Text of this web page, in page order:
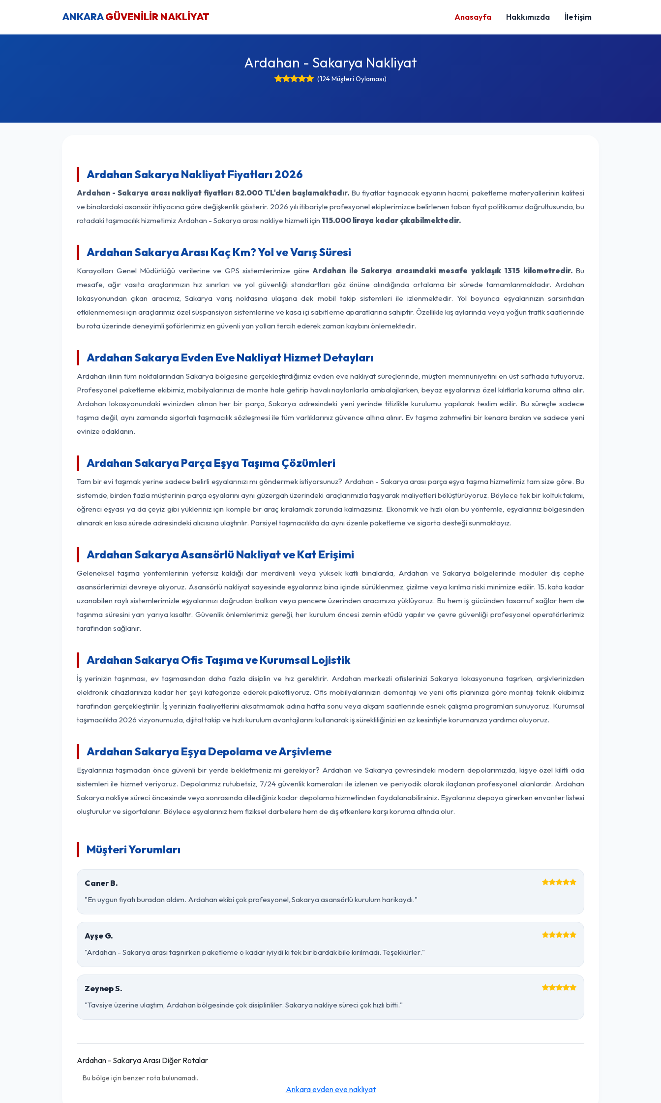
ANKARAGÜVENİLİR NAKLİYAT Anasayfa Hakkımızda İletişim
Ardahan - Sakarya Nakliyat
(124 Müşteri Oylaması)
Ardahan Sakarya Nakliyat Fiyatları 2026
Ardahan - Sakarya arası nakliyat fiyatları 82.000 TL'den başlamaktadır. Bu fiyatlar taşınacak eşyanın hacmi, paketleme materyallerinin kalitesi
ve binalardaki asansör ihtiyacına göre değişkenlik gösterir. 2026 yılı itibariyle profesyonel ekiplerimizce belirlenen taban fiyat politikamız doğrultusunda, bu
rotadaki taşımacılık hizmetimiz Ardahan - Sakarya arası nakliye hizmeti için 115.000 liraya kadar çıkabilmektedir.
Ardahan Sakarya Arası Kaç Km? Yol ve Varış Süresi
Karayolları Genel Müdürlüğü verilerine ve GPS sistemlerimize göre Ardahan ile Sakarya arasındaki mesafe yaklaşık 1315 kilometredir.Bu
mesafe, ağır vasıta araçlarımızın hız sınırları ve yol güvenliği standartları göz önüne alındığında ortalama bir sürede tamamlanmaktadır. Ardahan
lokasyonundan çıkan aracımız, Sakarya varış noktasına ulaşana dek mobil takip sistemleri ile izlenmektedir. Yol boyunca eşyalarınızın sarsıntıdan
etkilenmemesi için araçlarımız özel süspansiyon sistemlerine ve kasa içi sabitleme aparatlarına sahiptir. Özellikle kış aylarında veya yoğun trafik saatlerinde
bu rota üzerinde deneyimli şoförlerimiz en güvenli yan yolları tercih ederek zaman kaybını önlemektedir.
Ardahan Sakarya Evden Eve Nakliyat Hizmet Detayları
Ardahan ilinin tüm noktalarından Sakarya bölgesine gerçekleştirdiğimiz evden eve nakliyat süreçlerinde, müşteri memnuniyetini en üst safhada tutuyoruz.
Profesyonel paketleme ekibimiz, mobilyalarınızı de monte hale getirip havalı naylonlarla ambalajlarken, beyaz eşyalarınızı özel kılıflarla koruma altına alır.
Ardahan lokasyonundaki evinizden alınan her bir parça, Sakarya adresindeki yeni yerinde titizlikle kurulumu yapılarak teslim edilir. Bu süreçte sadece
taşıma değil, aynı zamanda sigortalı taşımacılık sözleşmesi ile tüm varlıklarınız güvence altına alınır. Ev taşıma zahmetini bir kenara bırakın ve sadece yeni
evinize odaklanın.
Ardahan Sakarya Parça Eşya Taşıma Çözümleri
Tam bir evi taşımak yerine sadece belirli eşyalarınızı mı göndermek istiyorsunuz? Ardahan - Sakarya arası parça eşya taşıma hizmetimiz tam size göre. Bu
sistemde, birden fazla müşterinin parça eşyalarını aynı güzergah üzerindeki araçlarımızla taşıyarak maliyetleri bölüştürüyoruz. Böylece tek bir koltuk takımı,
öğrenci eşyası ya da çeyiz gibi yükleriniz için komple bir araç kiralamak zorunda kalmazsınız. Ekonomik ve hızlı olan bu yöntemle, eşyalarınız bölgesinden
alınarak en kısa sürede adresindeki alıcısına ulaştırılır. Parsiyel taşımacılıkta da aynı özenle paketleme ve sigorta desteği sunmaktayız.
Ardahan Sakarya Asansörlü Nakliyat ve Kat Erişimi
Geleneksel taşıma yöntemlerinin yetersiz kaldığı dar merdivenli veya yüksek katlı binalarda, Ardahan ve Sakarya bölgelerinde modüler dış cephe
asansörlerimizi devreye alıyoruz. Asansörlü nakliyat sayesinde eşyalarınız bina içinde sürüklenmez, çizilme veya kırılma riski minimize edilir. 15. kata kadar
uzanabilen raylı sistemlerimizle eşyalarınızı doğrudan balkon veya pencere üzerinden aracımıza yüklüyoruz. Bu hem iş gücünden tasarruf sağlar hem de
taşınma süresini yarı yarıya kısaltır. Güvenlik önlemlerimiz gereği, her kurulum öncesi zemin etüdü yapılır ve çevre güvenliği profesyonel operatörlerimiz
tarafından sağlanır.
Ardahan Sakarya Ofis Taşıma ve Kurumsal Lojistik
İş yerinizin taşınması, ev taşımasından daha fazla disiplin ve hız gerektirir. Ardahan merkezli ofislerinizi Sakarya lokasyonuna taşırken, arşivlerinizden
elektronik cihazlarınıza kadar her şeyi kategorize ederek paketliyoruz. Ofis mobilyalarınızın demontajı ve yeni ofis planınıza göre montajı teknik ekibimiz
tarafından gerçekleştirilir. İş yerinizin faaliyetlerini aksatmamak adına hafta sonu veya akşam saatlerinde esnek çalışma programları sunuyoruz. Kurumsal
taşımacılıkta 2026 vizyonumuzla, dijital takip ve hızlı kurulum avantajlarını kullanarak iş sürekliliğinizi en az kesintiyle korumanıza yardımcı oluyoruz.
Ardahan Sakarya Eşya Depolama ve Arşivleme
Eşyalarınızı taşımadan önce güvenli bir yerde bekletmeniz mi gerekiyor? Ardahan ve Sakarya çevresindeki modern depolarımızda, kişiye özel kilitli oda
sistemleri ile hizmet veriyoruz. Depolarımız rutubetsiz, 7/24 güvenlik kameraları ile izlenen ve periyodik olarak ilaçlanan profesyonel alanlardır. Ardahan
Sakarya nakliye süreci öncesinde veya sonrasında dilediğiniz kadar depolama hizmetinden faydalanabilirsiniz. Eşyalarınız depoya girerken envanter listesi
oluşturulur ve sigortalanır. Böylece eşyalarınız hem fiziksel darbelere hem de dış etkenlere karşı koruma altında olur.
Müşteri Yorumları
Caner B.
"En uygun fiyatı buradan aldım. Ardahan ekibi çok profesyonel, Sakarya asansörlü kurulum harikaydı."
Ayşe G.
"Ardahan - Sakarya arası taşınırken paketleme o kadar iyiydi ki tek bir bardak bile kırılmadı. Teşekkürler."
Zeynep S.
"Tavsiye üzerine ulaştım, Ardahan bölgesinde çok disiplinliler. Sakarya nakliye süreci çok hızlı bitti."
Ardahan - Sakarya Arası Diğer Rotalar
Bu bölge için benzer rota bulunamadı.
Ankara evden eve nakliyat